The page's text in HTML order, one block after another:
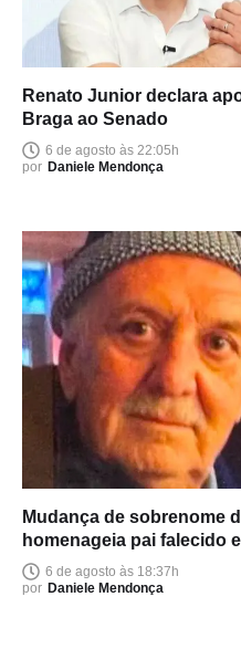
Renato Junior declara
Braga ao Senado
6 de agosto às 22:05h
por Daniele Mendonça
Mudança de sobrenome
homenageia pai falecido
6 de agosto às 18:37h
por Daniele Mendonça